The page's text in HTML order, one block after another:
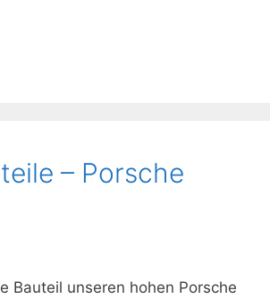
– Porsche
Bauteil unseren hohen Porsche